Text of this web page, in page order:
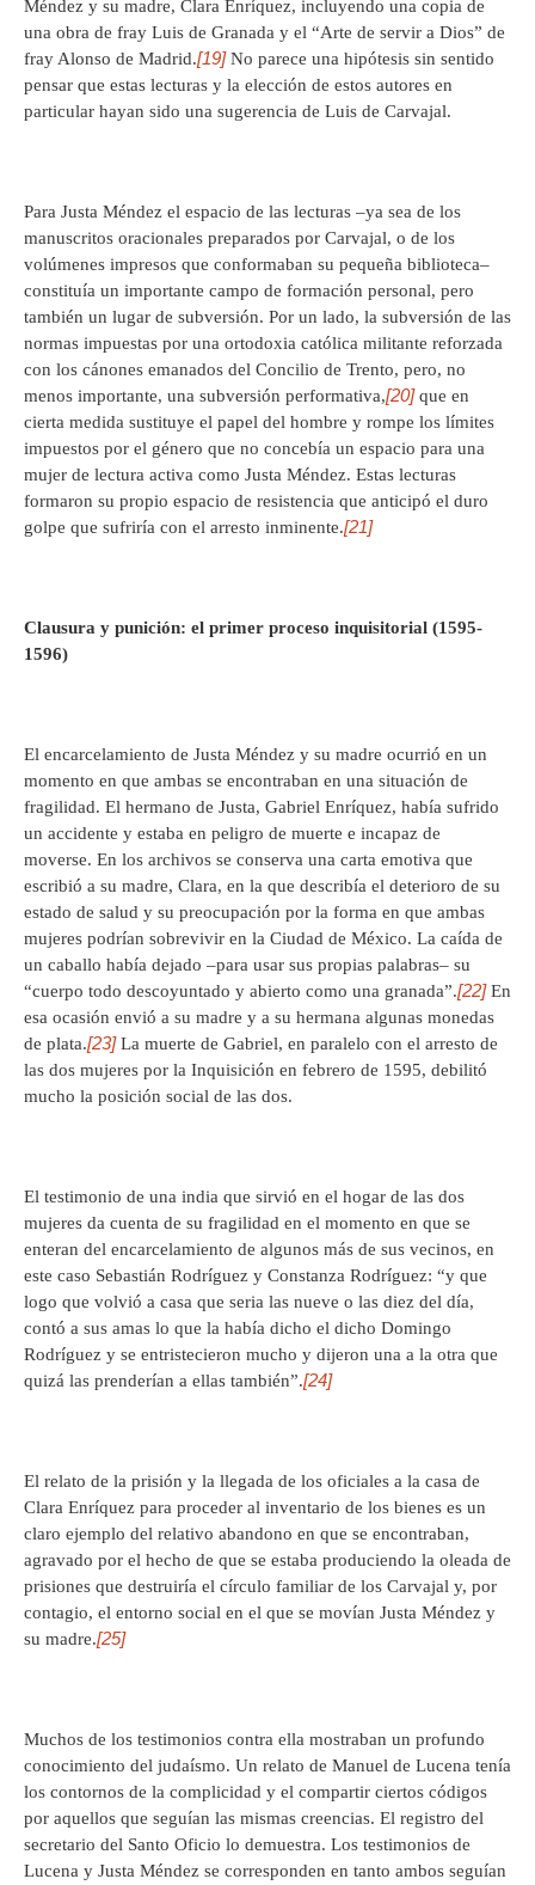
Méndez y su madre, Clara Enríquez, incluyendo una copia de
una obra de fray Luis de Granada y el “Arte de servir a Dios” de
fray Alonso de Madrid.[19]No parece una hipótesis sin sentido
pensar que estas lecturas y la elección de estos autores en
particular hayan sido una sugerencia de Luis de Carvajal.
Para Justa Méndez el espacio de las lecturas –ya sea de los
manuscritos oracionales preparados por Carvajal, o de los
volúmenes impresos que conformaban su pequeña biblioteca–
constituía un importante campo de formación personal, pero
también un lugar de subversión. Por un lado, la subversión de las
normas impuestas por una ortodoxia católica militante reforzada
con los cánones emanados del Concilio de Trento, pero, no
menos importante, una subversión performativa,[20]que en
cierta medida sustituye el papel del hombre y rompe los límites
impuestos por el género que no concebía un espacio para una
mujer de lectura activa como Justa Méndez. Estas lecturas
formaron su propio espacio de resistencia que anticipó el duro
golpe que sufriría con el arresto inminente.[21]
Clausura y punición: el primer proceso inquisitorial (1595-
1596)
El encarcelamiento de Justa Méndez y su madre ocurrió en un
momento en que ambas se encontraban en una situación de
fragilidad. El hermano de Justa, Gabriel Enríquez, había sufrido
un accidente y estaba en peligro de muerte e incapaz de
moverse. En los archivos se conserva una carta emotiva que
escribió a su madre, Clara, en la que describía el deterioro de su
estado de salud y su preocupación por la forma en que ambas
mujeres podrían sobrevivir en la Ciudad de México. La caída de
un caballo había dejado –para usar sus propias palabras– su
“cuerpo todo descoyuntado y abierto como una granada”.[22]En
esa ocasión envió a su madre y a su hermana algunas monedas
de plata.[23]La muerte de Gabriel, en paralelo con el arresto de
las dos mujeres por la Inquisición en febrero de 1595, debilitó
mucho la posición social de las dos.
El testimonio de una india que sirvió en el hogar de las dos
mujeres da cuenta de su fragilidad en el momento en que se
enteran del encarcelamiento de algunos más de sus vecinos, en
este caso Sebastián Rodríguez y Constanza Rodríguez: “y que
logo que volvió a casa que seria las nueve o las diez del día,
contó a sus amas lo que la había dicho el dicho Domingo
Rodríguez y se entristecieron mucho y dijeron una a la otra que
quizá las prenderían a ellas también”.[24]
El relato de la prisión y la llegada de los oficiales a la casa de
Clara Enríquez para proceder al inventario de los bienes es un
claro ejemplo del relativo abandono en que se encontraban,
agravado por el hecho de que se estaba produciendo la oleada de
prisiones que destruiría el círculo familiar de los Carvajal y, por
contagio, el entorno social en el que se movían Justa Méndez y
su madre.[25]
Muchos de los testimonios contra ella mostraban un profundo
conocimiento del judaísmo. Un relato de Manuel de Lucena tenía
los contornos de la complicidad y el compartir ciertos códigos
por aquellos que seguían las mismas creencias. El registro del
secretario del Santo Oficio lo demuestra. Los testimonios de
Lucena y Justa Méndez se corresponden en tanto ambos seguían